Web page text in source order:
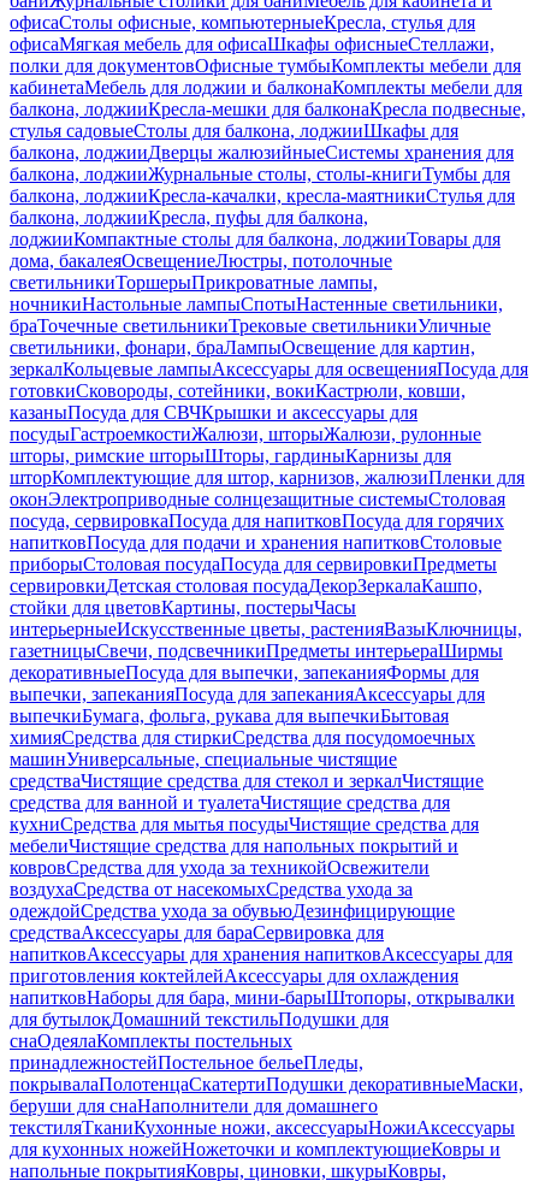
офисаСтолы офисные, компьютерныеКресла, стулья для
офисаМягкая мебель для офисаШкафы офисныеСтеллажи,
полки для документовОфисные тумбыКомплекты мебели для
кабинетаМебель для лоджии и балконаКомплекты мебели для
балкона, лоджииКресла-мешки для балконаКресла подвесные,
стулья садовыеСтолы для балкона, лоджииШкафы для
балкона, лоджииДверцы жалюзийныеСистемы хранения для
балкона, лоджииЖурнальные столы, столы-книгиТумбы для
балкона, лоджииКресла-качалки, кресла-маятникиСтулья для
балкона, лоджииКресла, пуфы для балкона,
лоджииКомпактные столы для балкона, лоджииТовары для
дома, бакалеяОсвещениеЛюстры, потолочные
светильникиТоршерыПрикроватные лампы,
ночникиНастольные лампыСпотыНастенные светильники,
браТочечные светильникиТрековые светильникиУличные
светильники, фонари, браЛампыОсвещение для картин,
зеркалКольцевые лампыАксессуары для освещенияПосуда для
готовкиСковороды, сотейники, вокиКастрюли, ковши,
казаныПосуда для СВЧКрышки и аксессуары для
посудыГастроемкостиЖалюзи, шторыЖалюзи, рулонные
шторы, римские шторыШторы, гардиныКарнизы для
шторКомплектующие для штор, карнизов, жалюзиПленки для
оконЭлектроприводные солнцезащитные системыСтоловая
посуда, сервировкаПосуда для напитковПосуда для горячих
напитковПосуда для подачи и хранения напитковСтоловые
приборыСтоловая посудаПосуда для сервировкиПредметы
сервировкиДетская столовая посудаДекорЗеркалаКашпо,
стойки для цветовКартины, постерыЧасы
интерьерныеИскусственные цветы, растенияВазыКлючницы,
газетницыСвечи, подсвечникиПредметы интерьераШирмы
декоративныеПосуда для выпечки, запеканияФормы для
выпечки, запеканияПосуда для запеканияАксессуары для
выпечкиБумага, фольга, рукава для выпечкиБытовая
химияСредства для стиркиСредства для посудомоечных
машинУниверсальные, специальные чистящие
средстваЧистящие средства для стекол и зеркалЧистящие
средства для ванной и туалетаЧистящие средства для
кухниСредства для мытья посудыЧистящие средства для
мебелиЧистящие средства для напольных покрытий и
ковровСредства для ухода за техникойОсвежители
воздухаСредства от насекомыхСредства ухода за
одеждойСредства ухода за обувьюДезинфицирующие
средстваАксессуары для бараСервировка для
напитковАксессуары для хранения напитковАксессуары для
приготовления коктейлейАксессуары для охлаждения
напитковНаборы для бара, мини-барыШтопоры, открывалки
для бутылокДомашний текстильПодушки для
снаОдеялаКомплекты постельных
принадлежностейПостельное бельеПледы,
покрывалаПолотенцаСкатертиПодушки декоративныеМаски,
беруши для снаНаполнители для домашнего
текстиляТканиКухонные ножи, аксессуарыНожиАксессуары
для кухонных ножейНожеточки и комплектующиеКовры и
напольные покрытияКовры, циновки, шкурыКовры,